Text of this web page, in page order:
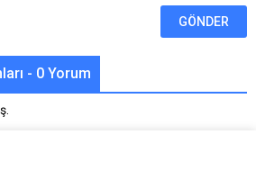
- 0 Yorum